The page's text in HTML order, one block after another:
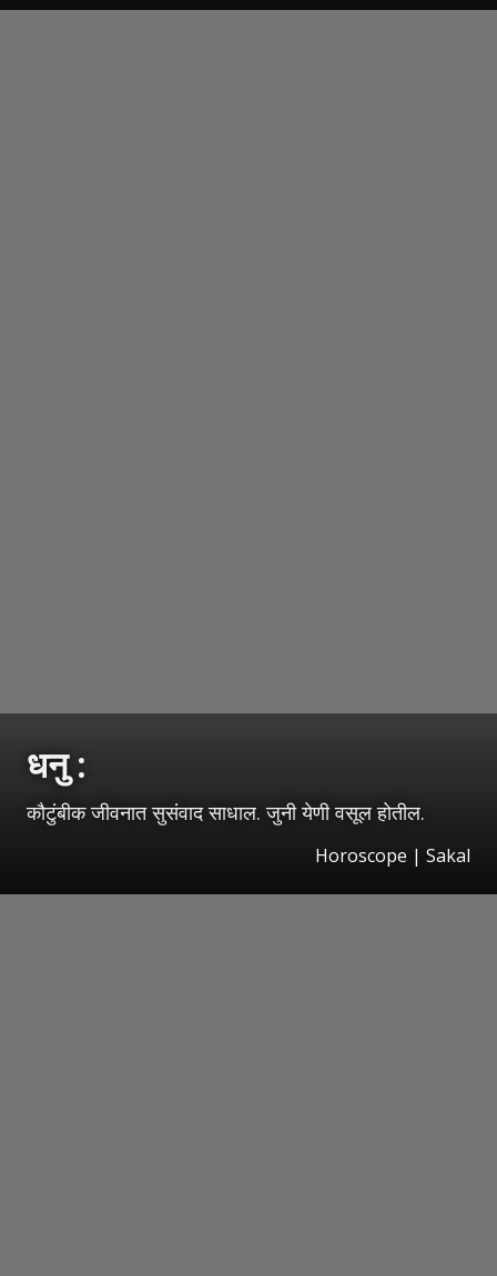
धनु :
कौटुंबीक जीवनात सुसंवाद साधाल. जुनी येणी वसूल होतील.
Horoscope | Sakal